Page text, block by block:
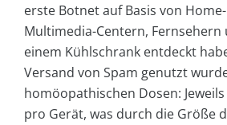
erste Botnet auf Basis von
Multimedia-Centern,
einem Kühlschrank entdeckt
Versand von Spam genutzt
homöopathischen Dosen:
pro Gerät, was durch die Größe